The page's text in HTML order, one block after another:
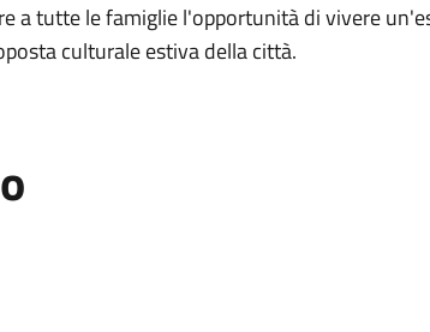
a tutte le famiglie l'opportunità di vivere
culturale estiva della città.